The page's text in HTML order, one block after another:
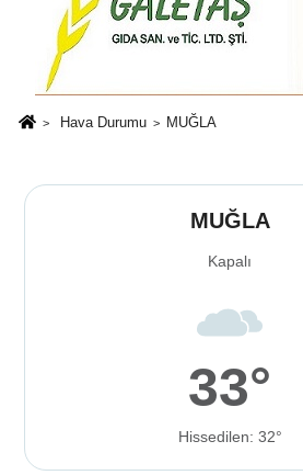
Hava Durumu MUĞLA
MUĞLA
Kapalı
33°
Hissedilen: 32°